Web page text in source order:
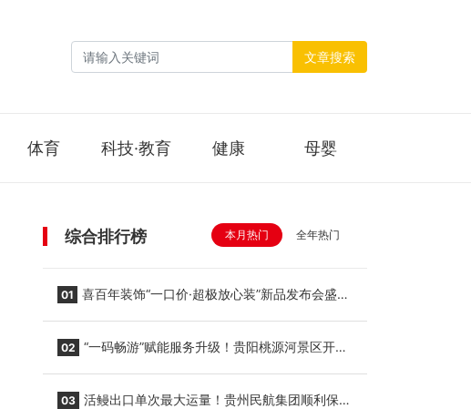
文章搜索
体育 科技·教育 健康 母婴
综合排行榜 本月热门 全年热门
01 喜百年装饰“一口价·超极放心装”新品发布会盛大
02 “一码畅游”赋能服务升级！贵阳桃源河景区开
03 活鳗出口单次最大运量！贵州民航集团顺利保障